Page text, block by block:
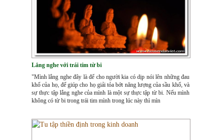
Lắng nghe với trái tim từ bi
"Mình lắng nghe đây là để cho người kia có dịp nói lên những đau
khổ của họ, để giúp cho họ giải tỏa bớt năng lượng của sầu khổ, và
sự thực tập lắng nghe của mình là một sự thực tập từ bi. Nếu mình
không có từ bi trong trái tim mình trong lúc này thì mìn